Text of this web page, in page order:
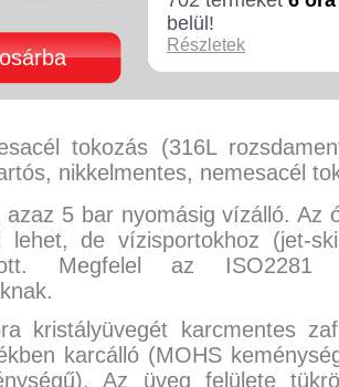
belül!
Részletek
tokozás (316L
nikkelmentes, nemesacél
azaz 5 bar nyomásig vízálló. Az
lehet, de vízisportokhoz (jet-
Megfelel az ISO2281
kristályüvegét karcmentes
karcálló (MOHS
Az üveg felülete